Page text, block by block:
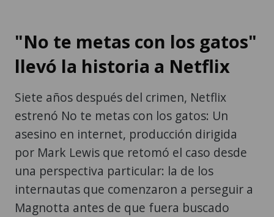
"No te metas con los gatos"
llevó la historia a Netflix
Siete años después del crimen, Netflix
estrenó No te metas con los gatos: Un
asesino en internet, producción dirigida
por Mark Lewis que retomó el caso desde
una perspectiva particular: la de los
internautas que comenzaron a perseguir a
Magnotta antes de que fuera buscado